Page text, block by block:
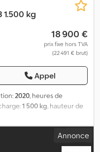
1.500 kg
18 900 €
prix fixe hors TVA
(22 491 € brut)
Appel
2020, heures de
1 500 kg, hauteur de
S-3x3 1 500 kg
adapté, voir photos.
€ hors TVA Pour plusAnnonce